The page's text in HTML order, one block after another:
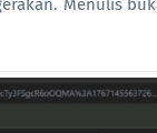
Menulis